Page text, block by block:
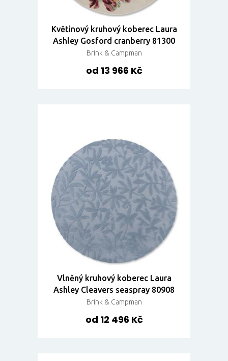
Květinový kruhový koberec Laura
Ashley Gosford cranberry 81300
Brink & Campman
od 13 966 Kč
Vlněný kruhový koberec Laura
Ashley Cleavers seaspray 80908
Brink & Campman
od 12 496 Kč